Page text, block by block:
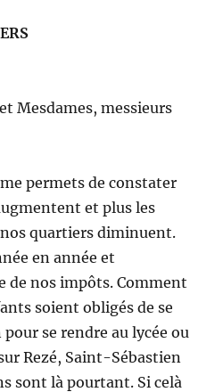
Mesdames, messieurs
permets de constater
et plus les
nos quartiers diminuent.
en année et
de nos impôts. Comment
soient obligés de se
se rendre au lycée ou
Rezé, Saint-Sébastien
sont là pourtant. Si celà